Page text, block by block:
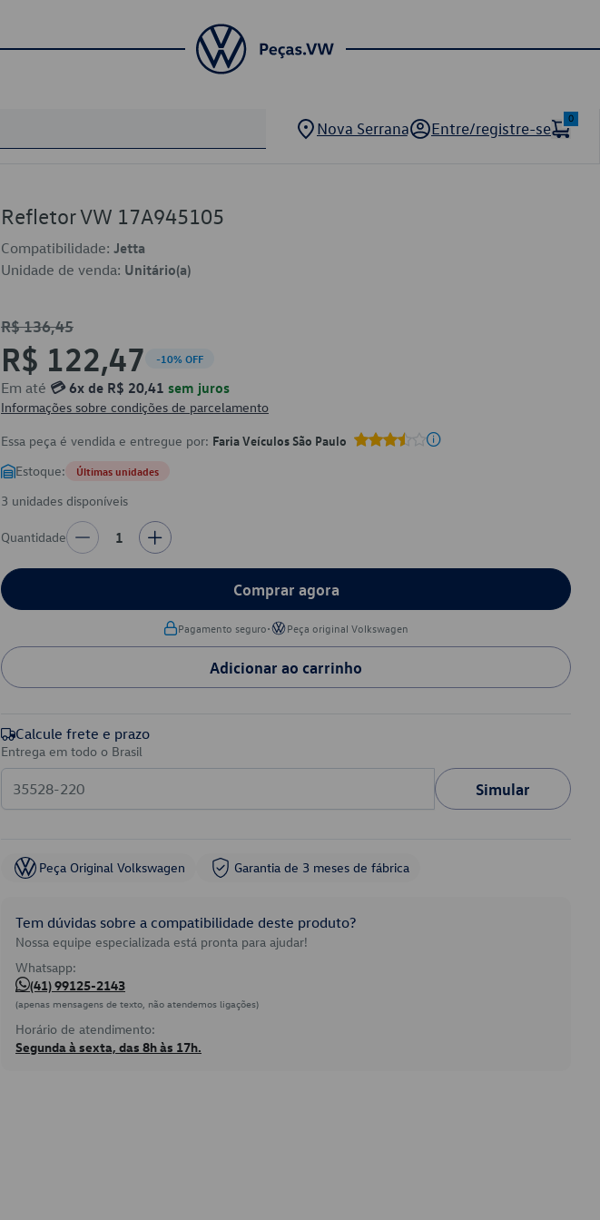
Nova Serrana Entre/registre-se
0
Refletor VW 17A945105
Compatibilidade: Jetta
Unidade de venda: Unitário(a)
R$ 136,45
R$ 122,47 -10% OFF
Em até 💳 6x de R$ 20,41 sem juros
Informações sobre condições de parcelamento
Essa peça é vendida e entregue por: Faria Veículos São Paulo
Estoque: Últimas unidades
3 unidades disponíveis
Quantidade 1
Comprar agora
Pagamento seguro• Peça original Volkswagen
Adicionar ao carrinho
Calcule frete e prazo
Entrega em todo o Brasil
Simular
Peça Original Volkswagen Garantia de 3 meses de fábrica
Tem dúvidas sobre a compatibilidade deste produto?
Nossa equipe especializada está pronta para ajudar!
Whatsapp:
(41) 99125-2143
(apenas mensagens de texto, não atendemos ligações)
Horário de atendimento:
Segunda à sexta, das 8h às 17h.